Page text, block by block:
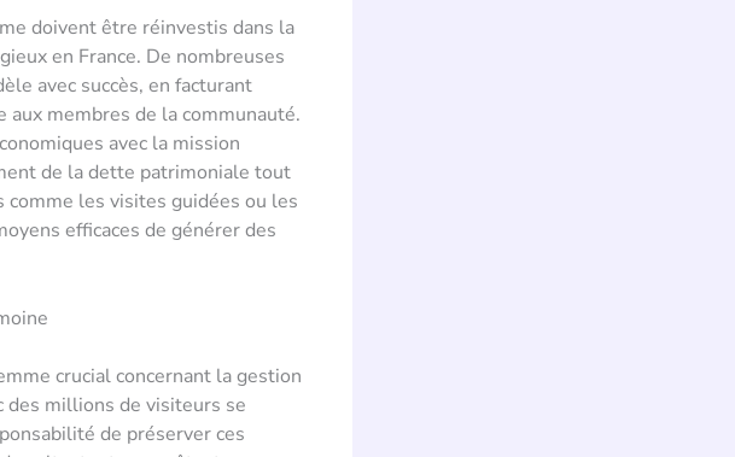
doivent être réinvestis dans la
en France. De nombreuses
avec succès, en facturant
aux membres de la communauté.
avec la mission
de la dette patrimoniale tout
les visites guidées ou les
efficaces de générer des
crucial concernant la gestion
millions de visiteurs se
de préserver ces